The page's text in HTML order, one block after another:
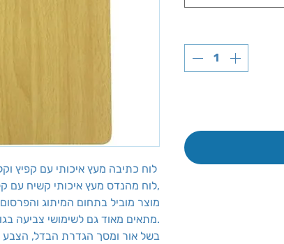
לוח מהנדס מעץ איכותי קשיח עם קליפס בראש הלוח,
מוצר מוביל בתחום המיתוג והפרסום
מתאים מאוד גם לשימושי צביעה בגואש וצבעי אומנות.